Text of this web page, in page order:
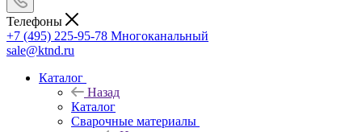
Телефоны
+7 (495) 225-95-78 Многоканальный
sale@ktnd.ru
Каталог
Назад
Каталог
Сварочные материалы